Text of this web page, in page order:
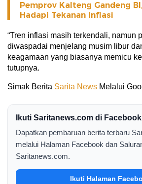
Pemprov Kalteng Gandeng
Hadapi Tekanan Inflasi
“Tren inflasi masih terkendali, namun
diwaspadai menjelang musim libur
keagamaan yang biasanya memicu
tutupnya.
Simak Berita Sarita News Melalui
Ikuti Saritanews.com di
Dapatkan pembaruan berita terbaru
melalui Halaman Facebook dan
Saritanews.com.
Ikuti Halaman